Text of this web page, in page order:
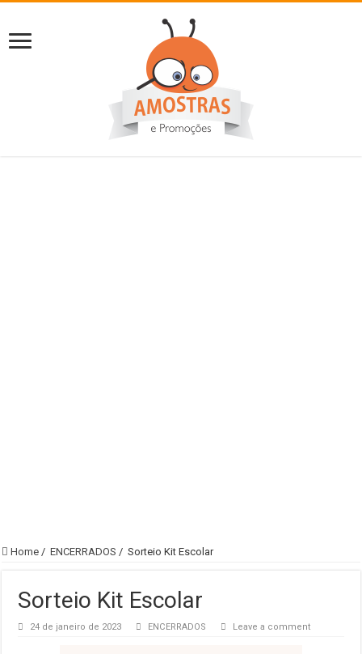
Home / ENCERRADOS / Sorteio Kit Escolar
Sorteio Kit Escolar
24 de janeiro de 2023 ENCERRADOS Leave a comment